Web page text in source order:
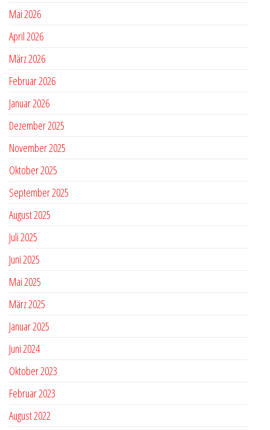
Mai 2026
April 2026
März 2026
Februar 2026
Januar 2026
Dezember 2025
November 2025
Oktober 2025
September 2025
August 2025
Juli 2025
Juni 2025
Mai 2025
März 2025
Januar 2025
Juni 2024
Oktober 2023
Februar 2023
August 2022